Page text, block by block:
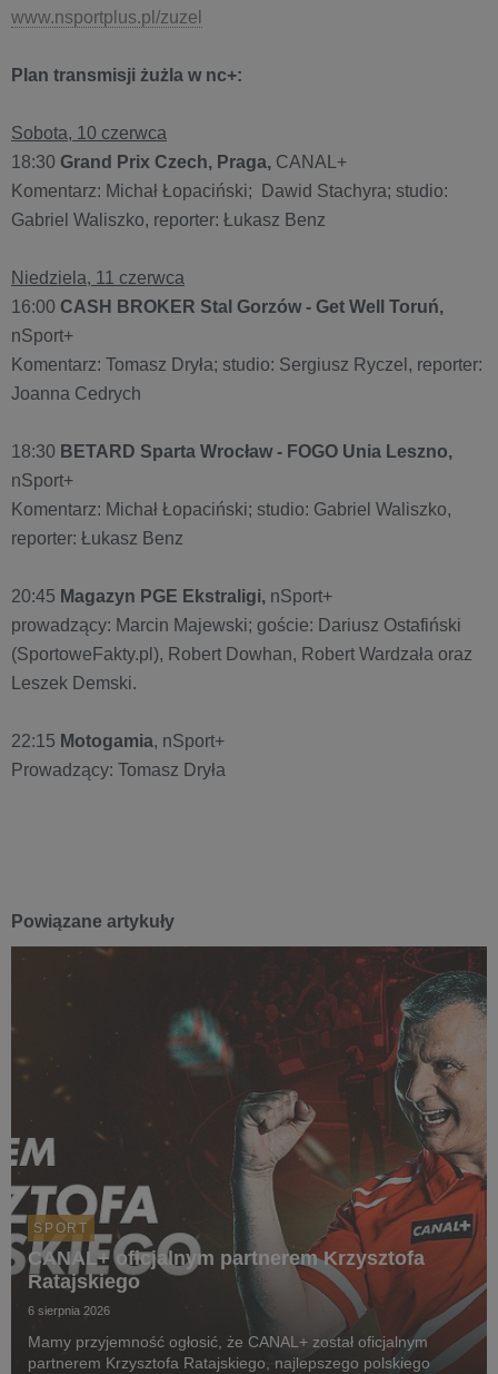
www.nsportplus.pl/zuzel
Plan transmisji żużla w nc+:
Sobota, 10 czerwca
18:30 Grand Prix Czech, Praga, CANAL+
Komentarz: Michał Łopaciński; Dawid Stachyra; studio:
Gabriel Waliszko, reporter: Łukasz Benz
Niedziela, 11 czerwca
16:00 CASH BROKER Stal Gorzów - Get Well Toruń,
nSport+
Komentarz: Tomasz Dryła; studio: Sergiusz Ryczel, reporter:
Joanna Cedrych
18:30 BETARD Sparta Wrocław - FOGO Unia Leszno,
nSport+
Komentarz: Michał Łopaciński; studio: Gabriel Waliszko,
reporter: Łukasz Benz
20:45 Magazyn PGE Ekstraligi, nSport+
prowadzący: Marcin Majewski; goście: Dariusz Ostafiński
(SportoweFakty.pl), Robert Dowhan, Robert Wardzała oraz
Leszek Demski.
22:15 Motogamia, nSport+
Prowadzący: Tomasz Dryła
Powiązane artykuły
SPORT
CANAL+ oficjalnym partnerem Krzysztofa
Ratajskiego
6 sierpnia 2026
Mamy przyjemność ogłosić, że CANAL+ został oficjalnym
partnerem Krzysztofa Ratajskiego, najlepszego polskiego